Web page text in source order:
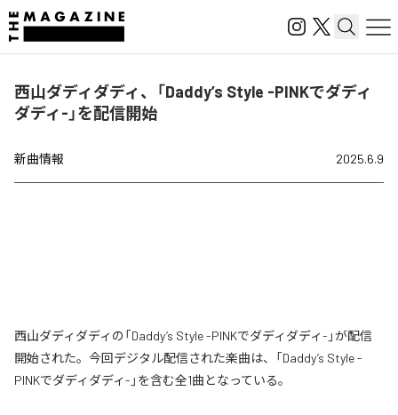
西山ダディダディ、「Daddy’s Style -PINKでダディ
ダディ-」を配信開始
新曲情報 2025.6.9
西山ダディダディの「Daddy’s Style -PINKでダディダディ-」が配信
開始された。今回デジタル配信された楽曲は、「Daddy’s Style -
PINKでダディダディ-」を含む全1曲となっている。